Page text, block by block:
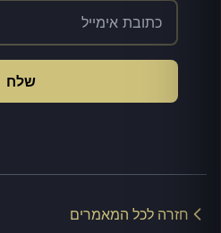
שלח
חזרה לכל המאמרים